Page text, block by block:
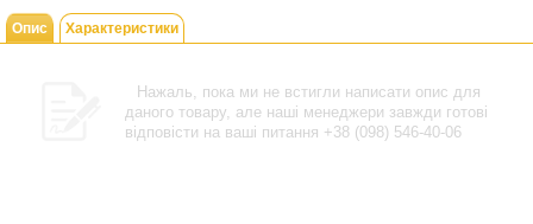
Опис Характеристики
Нажаль, пока ми не встигли написати опис для
даного товару, але наші менеджери завжди готові
відповісти на ваші питання +38 (098) 546-40-06